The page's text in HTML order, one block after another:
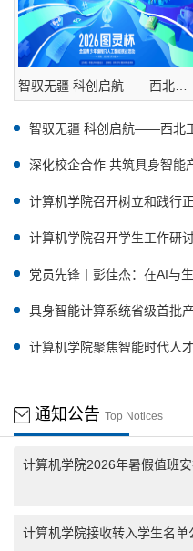
智驭无疆 科创启航——西北工
业大学计算机学院承办“图灵杯”
全国青少年编程及人工智能挑
智驭无疆 科创启航——西北
战活动
深化校企合作 共筑具身智能
议
计算机学院召开树立和践行
计算机学院召开学生工作研
党员先锋丨彭佳杰：在AI与
具身智能计算系统省级首批
幕
计算机学院聚焦智能时代人
通知公告 Top Notices
计算机学院2026年暑假值班
计算机学院接收转入学生名单